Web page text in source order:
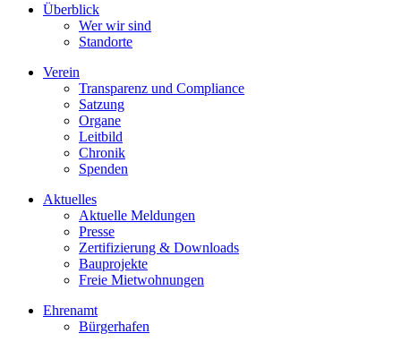
Überblick
Wer wir sind
Standorte
Verein
Transparenz und Compliance
Satzung
Organe
Leitbild
Chronik
Spenden
Aktuelles
Aktuelle Meldungen
Presse
Zertifizierung & Downloads
Bauprojekte
Freie Mietwohnungen
Ehrenamt
Bürgerhafen